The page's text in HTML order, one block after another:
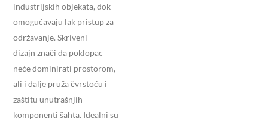
industrijskih objekata, dok
omogućavaju lak pristup za
održavanje. Skriveni
dizajn znači da poklopac
neće dominirati prostorom,
ali i dalje pruža čvrstoću i
zaštitu unutrašnjih
komponenti šahta. Idealni su